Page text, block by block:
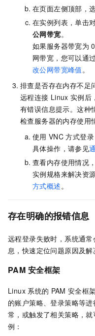
在页面左侧顶部，
在实例列表，单击
公网带宽。
如果服务器带宽为
网带宽，您可以通
改公网带宽峰值。
排查是否存在内存不足
远程连接 Linux 实例后
有错误信息提示。这种
检查服务器的内存使用
使用 VNC 方式登录
具体操作，请参见
查看内存使用情况
实例规格来解决资
方式概述。
存在明确的报错信息
远程登录失败时，系统通
息，快速定位问题原因及解
PAM 安全框架
Linux 系统的 PAM 安全框
的账户策略、登录策略等
常，或触发了相关策略，
例：